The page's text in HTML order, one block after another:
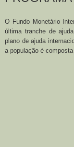
O Fundo Monetário
última tranche de
plano de ajuda
a população é composta